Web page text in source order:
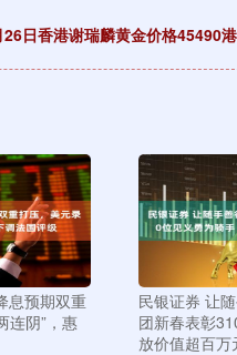
日香港谢瑞麟黄金价格45490
息预期双重
连阴”，惠
民银证券 让
团新春表彰
放价值超百